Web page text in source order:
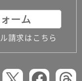
ーム
請求はこちら